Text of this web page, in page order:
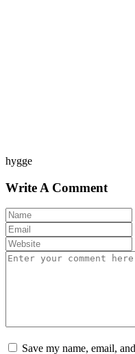
hygge
Write A Comment
Save my name, email,